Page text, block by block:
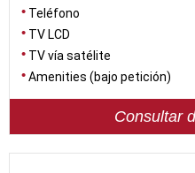
Teléfono
TV LCD
TV vía satélite
Amenities (bajo petición)
Consultar